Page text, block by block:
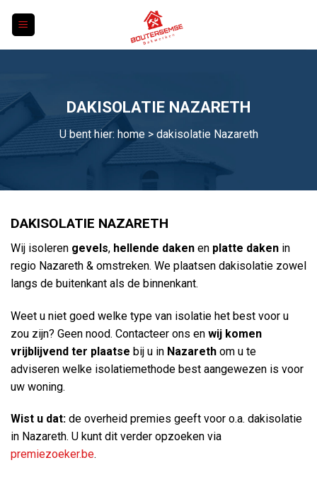
DAKISOLATIE NAZARETH
U bent hier: home> dakisolatie Nazareth
DAKISOLATIE NAZARETH
Wij isoleren gevels, hellende daken en platte daken in
regio Nazareth & omstreken. We plaatsen dakisolatie zowel
langs de buitenkant als de binnenkant.
Weet u niet goed welke type van isolatie het best voor u
zou zijn? Geen nood. Contacteer ons en wij komen
vrijblijvend ter plaatse bij u in Nazareth om u te
adviseren welke isolatiemethode best aangewezen is voor
uw woning.
Wist u dat: de overheid premies geeft voor o.a. dakisolatie
in Nazareth. U kunt dit verder opzoeken via
premiezoeker.be.